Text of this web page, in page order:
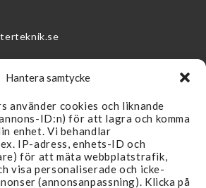
Hantera samtycke
använder cookies och liknande
ID:n) för att lagra och komma
enhet. Vi behandlar
IP-adress, enhets-ID och
för att mäta webbplatstrafik,
visa personaliserade och icke-
(annonsanpassning). Klicka på
SUPPORT
Kontakta oss
FAQ